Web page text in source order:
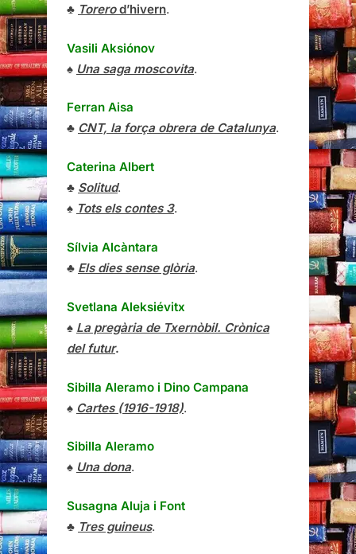
♣ Torerod’hivern.
Vasili Aksiónov
♠ Una saga moscovita.
Ferran Aisa
♣ CNT, la força obrera de Catalunya.
Caterina Albert
♣ Solitud.
♠ Tots els contes 3.
Sílvia Alcàntara
♣ Els dies sense glòria.
Svetlana Aleksiévitx
♠ La pregària de Txernòbil. Crònica
del futur.
Sibilla Aleramo i Dino Campana
♠ Cartes (1916-1918).
Sibilla Aleramo
♠ Una dona.
Susagna Aluja i Font
♣ Tres guineus.